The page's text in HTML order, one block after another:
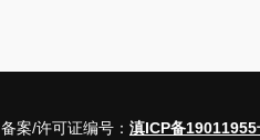
备案/许可证编号： 滇ICP备